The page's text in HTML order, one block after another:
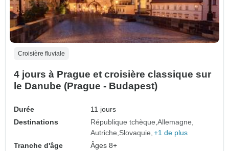
Croisière fluviale
4 jours à Prague et croisière classique sur
le Danube (Prague - Budapest)
Durée
11 jours
Destinations
République tchèque Allemagne
Autriche Slovaquie +1 de plus
Tranche d'âge
Âges 8+